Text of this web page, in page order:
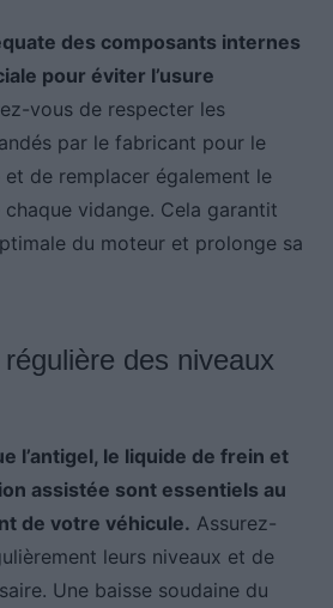
des composants internes
pour éviter l’usure
vous de respecter les
par le fabricant pour le
et de remplacer également le
vidange. Cela garantit
du moteur et prolonge sa
des niveaux
l’antigel, le liquide de frein et
assistée sont essentiels au
de votre véhicule. Assurez-
leurs niveaux et de
Une baisse soudaine du